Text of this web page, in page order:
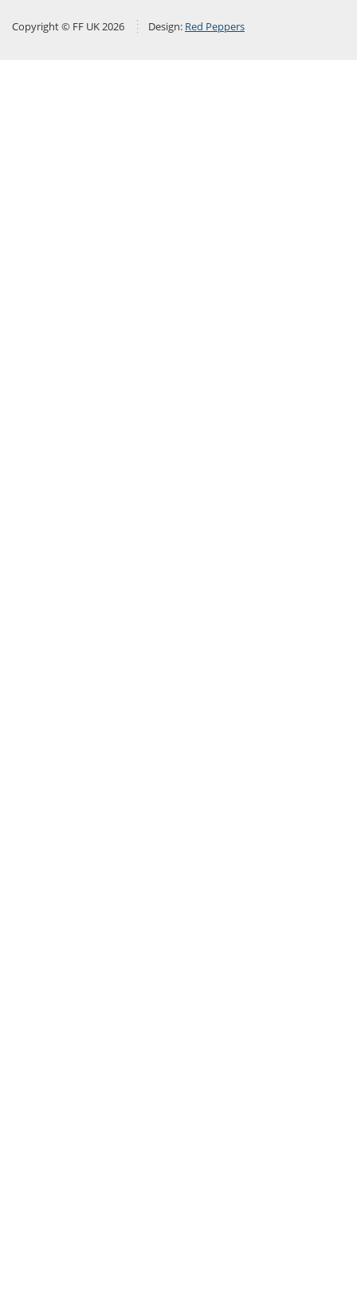
Copyright © FF UK 2026 Design: Red Peppers